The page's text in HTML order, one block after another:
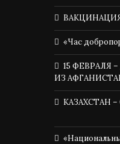
«Час
15 ФЕВРАЛЯ
ИЗ
КАЗАХСТАН